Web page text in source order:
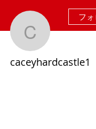
フ
caceyhardcastle1